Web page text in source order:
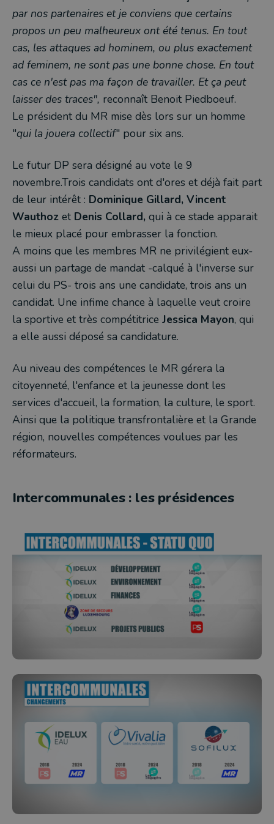
par nos partenaires et je conviens que certains
propos un peu malheureux ont été tenus. En tout
cas, les attaques ad hominem, ou plus exactement
ad feminem, ne sont pas une bonne chose. En tout
cas ce n'est pas ma façon de travailler. Et ça peut
laisser des traces", reconnaît Benoit Piedboeuf.
Le président du MR mise dès lors sur un homme
"qui la jouera collectif" pour six ans.
Le futur DP sera désigné au vote le 9
novembre.Trois candidats ont d'ores et déjà fait part
de leur intérêt : Dominique Gillard, Vincent
Wauthoz et Denis Collard, qui à ce stade apparait
le mieux placé pour embrasser la fonction.
A moins que les membres MR ne privilégient eux-
aussi un partage de mandat -calqué à l'inverse sur
celui du PS- trois ans une candidate, trois ans un
candidat. Une infime chance à laquelle veut croire
la sportive et très compétitrice Jessica Mayon, qui
a elle aussi déposé sa candidature.
Au niveau des compétences le MR gérera la
citoyenneté, l'enfance et la jeunesse dont les
services d'accueil, la formation, la culture, le sport.
Ainsi que la politique transfrontalière et la Grande
région, nouvelles compétences voulues par les
réformateurs.
Intercommunales : les présidences